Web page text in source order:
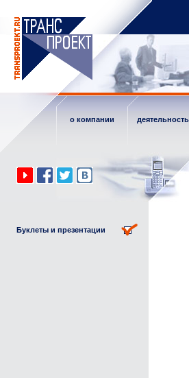
о компании деятельность
Буклеты и презентации